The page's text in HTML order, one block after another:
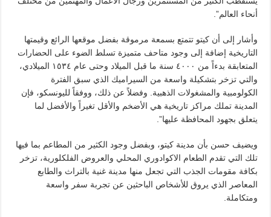
أنحاء العالم”.
وأشار إلى أن كيتو تتمتع بسمعة مرموقة بفضل موقعها الرائع وقيمتها
التاريخية إضافة إلى وجود متاحف متميزة تسلط الضوء على الحضارات
المتعابقة بدءاً من ٤٠٠٠ سنة ما قبل الميلاد وحتى عام ١٥٣٤ الميلادي،
والتي تزخر بتشكيلة واسعة من السيراميك الذي سبق الفترة
الكولومبية والمشغولات الذهبية. وفضلاً عن ذلك، ووفقاً لليونسكو، فإن
المدينة تملك مراكز تاريخية هي الأضخم والأقل تغيراً والأفضل لما
يتعلق بجهود المحافظة عليها”.
ويضيف حسن بأن مدينة كيتو، وبفضل وجود الكثير من المطاعم بما فيها
تلك التي تقدم الطعام الاكوادوري المحلي والعروض الفلكلورية، تزخر
بكافة مقومات الجذب التي تجعل منها مدينة غنية بالتراث والطابع
المعاصر الذي يروق للأشخاص الباحثين عن تجربة سفر واسعة
ومتكاملة.